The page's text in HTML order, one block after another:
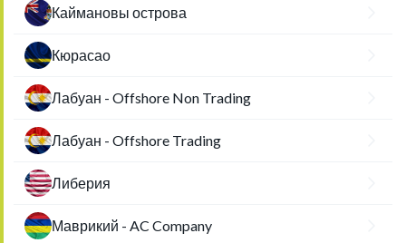
Каймановы острова
Кюрасао
Лабуан - Offshore Non Trading
Лабуан - Offshore Trading
Либерия
Маврикий - AC Company